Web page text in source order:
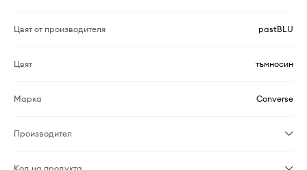
Цвят от производителя pastBLU
Цвят тъмносин
Марка Converse
Производител